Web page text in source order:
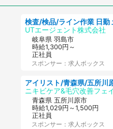
UTエージェント株式会社
岐阜県 羽島市
時給1,300円～
正社員
スポンサー：求人ボックス
青森県 五所川原市
時給1,029円～1,500円
正社員
スポンサー：求人ボックス